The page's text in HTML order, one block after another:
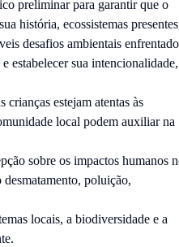
preliminar para garantir que o
história, ecossistemas
desafios ambientais
estabelecer sua intencionalidade,
estejam atentas às
local podem auxiliar na
sobre os impactos humanos
poluição,
locais, a biodiversidade e a